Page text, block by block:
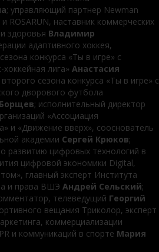
; управляющий партнер Newman
ROSARUN, наставник коммерческих
здоровья Владимир
адаптивного хоккея,
конкурса «Ты в игре» с
лига» Анастасия
сезона конкурса «Ты в игре» с
дворового футбола
; исполнительный директор
«Ассоциация
и «Движение вверх», сооснователь
академии Сергей Крюков;
развитию цифровых технологий в
цифровой экономики Digital,
главный эксперт Института
и права ВШЭ Андрей Сельский;
телеведущий Георгий
вещания Триколор, эксперт
коммерциализации
и коммуникаций в спорте Мария